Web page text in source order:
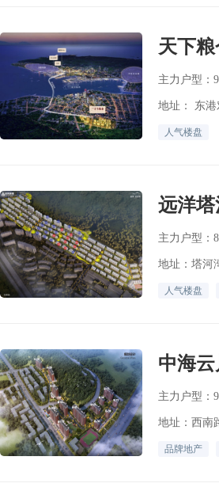
天下
主力户型：
地址： 东港
人气楼盘
远洋
主力户型：
地址：塔河
人气楼盘
中海
主力户型：
地址：西南
品牌地产